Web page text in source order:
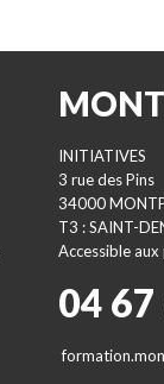
INITIATIVES
3 rue des Pins
34000
T3 : SAINT-
Accessible
04 67